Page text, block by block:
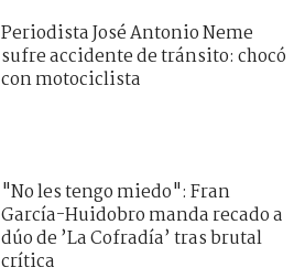
Periodista José Antonio Neme
sufre accidente de tránsito: chocó
con motociclista
"No les tengo miedo": Fran
García-Huidobro manda recado a
dúo de ’La Cofradía’ tras brutal
crítica